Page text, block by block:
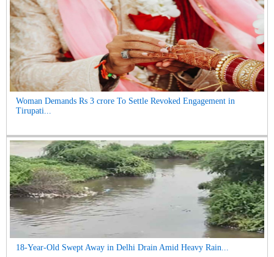
Woman Demands Rs 3 crore To Settle Revoked Engagement in
Tirupati...
18-Year-Old Swept Away in Delhi Drain Amid Heavy Rain...